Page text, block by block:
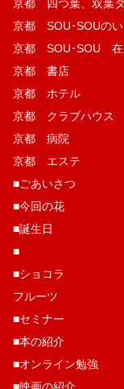
京都 四つ葉、双葉
京都 SOU･SOUのい
京都 SOU･SOU 在
京都 書店
京都 ホテル
京都 クラブハウス
京都 病院
京都 エステ
■ごあいさつ
■今回の花
■誕生日
■
■ショコラ
フルーツ
■セミナー
■本の紹介
■オンライン勉強
■映画の紹介